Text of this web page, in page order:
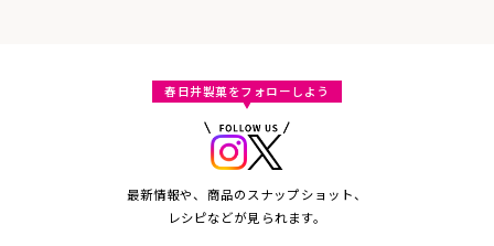
春日井製菓をフォローしよう
最新情報や、商品のスナップショット、
レシピなどが見られます。